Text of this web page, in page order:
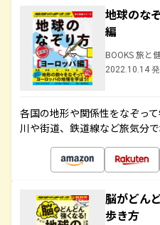
地球のな
編
BOOKS 旅と
2022.10.14
各国の地形や関係性をなぞっ
川や街道、鉄道線など旅気分
脳がどん
歩き方